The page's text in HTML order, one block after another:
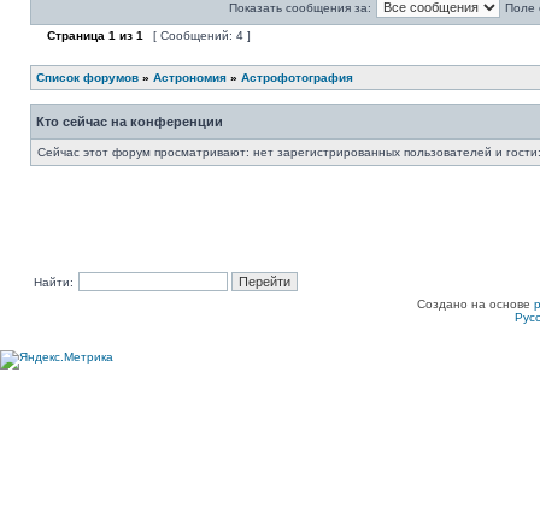
Показать сообщения за: Поле
Страница 1 из 1 [ Сообщений: 4 ]
Список форумов » Астрономия » Астрофотография
Кто сейчас на конференции
Сейчас этот форум просматривают: нет зарегистрированных пользователей и
Найти:
Создано на основе